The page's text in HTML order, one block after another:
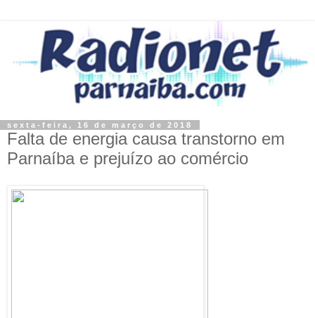
sexta-feira, 16 de março de 2018
Falta de energia causa transtorno em
Parnaíba e prejuízo ao comércio